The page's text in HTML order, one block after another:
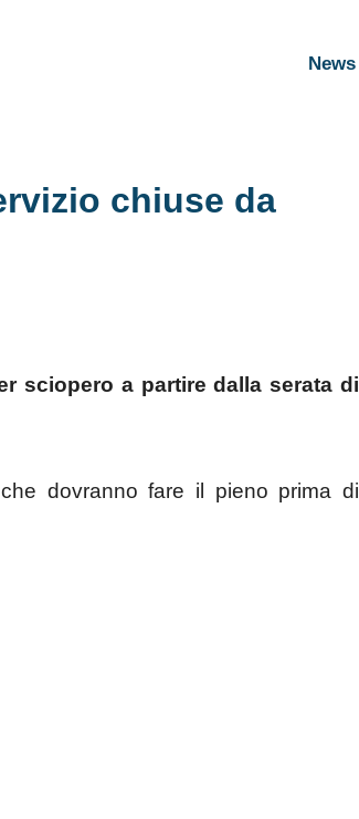
News
chiuse da
sciopero a partire dalla serata di
dovranno fare il pieno prima di